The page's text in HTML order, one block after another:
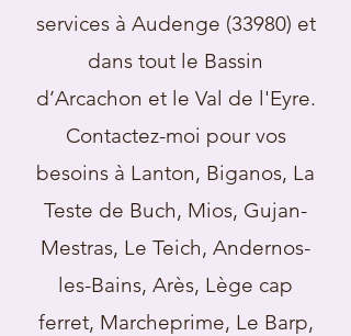
services à Audenge (33980) et
dans tout le Bassin
d’Arcachon et le Val de l'Eyre.
Contactez-moi pour vos
besoins à Lanton, Biganos, La
Teste de Buch, Mios, Gujan-
Mestras, Le Teich, Andernos-
les-Bains, Arès, Lège cap
ferret, Marcheprime, Le Barp,